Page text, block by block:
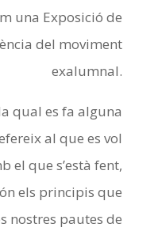
una Exposició de
del moviment
exalumnal.
qual es fa alguna
al que es vol
el que s’està fent,
els principis que
nostres pautes de